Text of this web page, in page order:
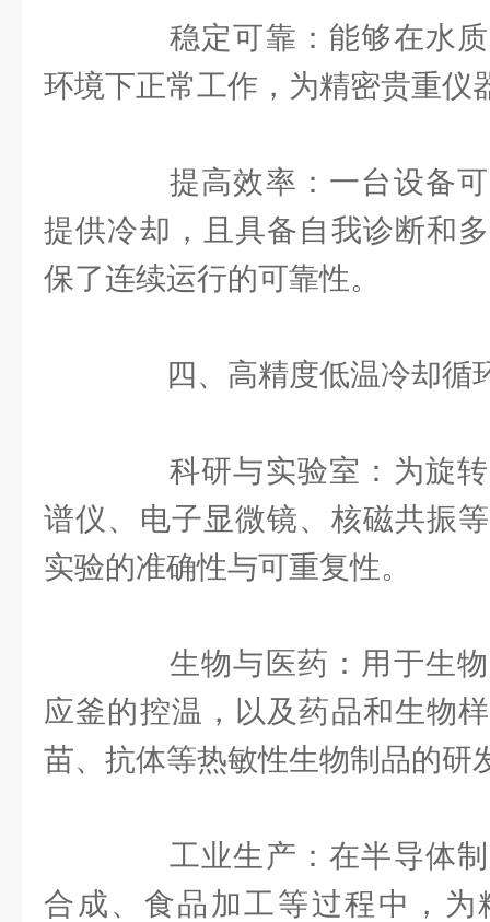
稳定可靠：能够在水质
环境下正常工作，为精密贵重仪
提高效率：一台设备可
提供冷却，且具备自我诊断和
保了连续运行的可靠性。
四、高精度低温冷却循
科研与实验室：为旋转
谱仪、电子显微镜、核磁共振
实验的准确性与可重复性。
生物与医药：用于生物
应釜的控温，以及药品和生物
苗、抗体等热敏性生物制品的研
工业生产：在半导体制
合成、食品加工等过程中，为